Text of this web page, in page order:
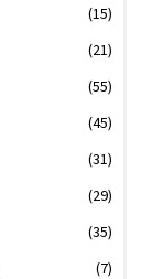
(15)
(21)
(55)
(45)
(31)
(29)
(35)
(7)